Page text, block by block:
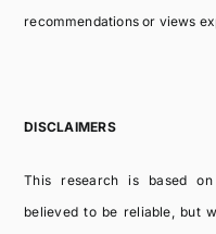
recommendations or views
DISCLAIMERS
This research is based
believed to be reliable, but